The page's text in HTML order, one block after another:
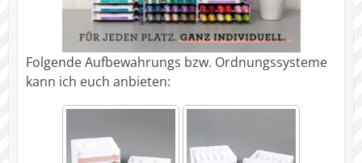
Folgende Aufbewahrungs bzw. Ordnungssysteme
kann ich euch anbieten: